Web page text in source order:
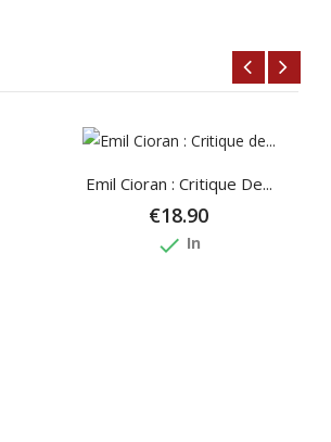
Emil Cioran : Critique De...
€18.90
done In